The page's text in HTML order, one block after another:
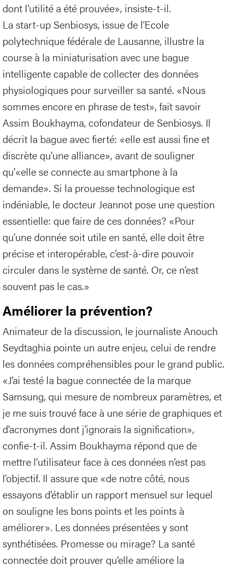
dont l’utilité a été prouvée», insiste-t-il.
La start-up Senbiosys, issue de l’Ecole
polytechnique fédérale de Lausanne, illustre la
course à la miniaturisation avec une bague
intelligente capable de collecter des données
physiologiques pour surveiller sa santé. «Nous
sommes encore en phrase de test», fait savoir
Assim Boukhayma, cofondateur de Senbiosys. Il
décrit la bague avec fierté: «elle est aussi fine et
discrète qu’une alliance», avant de souligner
qu’«elle se connecte au smartphone à la
demande». Si la prouesse technologique est
indéniable, le docteur Jeannot pose une question
essentielle: que faire de ces données? «Pour
qu’une donnée soit utile en santé, elle doit être
précise et interopérable, c’est-à-dire pouvoir
circuler dans le système de santé. Or, ce n’est
souvent pas le cas.»
Améliorer la prévention?
Animateur de la discussion, le journaliste Anouch
Seydtaghia pointe un autre enjeu, celui de rendre
les données compréhensibles pour le grand public.
«J’ai testé la bague connectée de la marque
Samsung, qui mesure de nombreux paramètres, et
je me suis trouvé face à une série de graphiques et
d’acronymes dont j’ignorais la signification»,
confie-t-il. Assim Boukhayma répond que de
mettre l’utilisateur face à ces données n’est pas
l’objectif. Il assure que «de notre côté, nous
essayons d’établir un rapport mensuel sur lequel
on souligne les bons points et les points à
améliorer». Les données présentées y sont
synthétisées. Promesse ou mirage? La santé
connectée doit prouver qu’elle améliore la